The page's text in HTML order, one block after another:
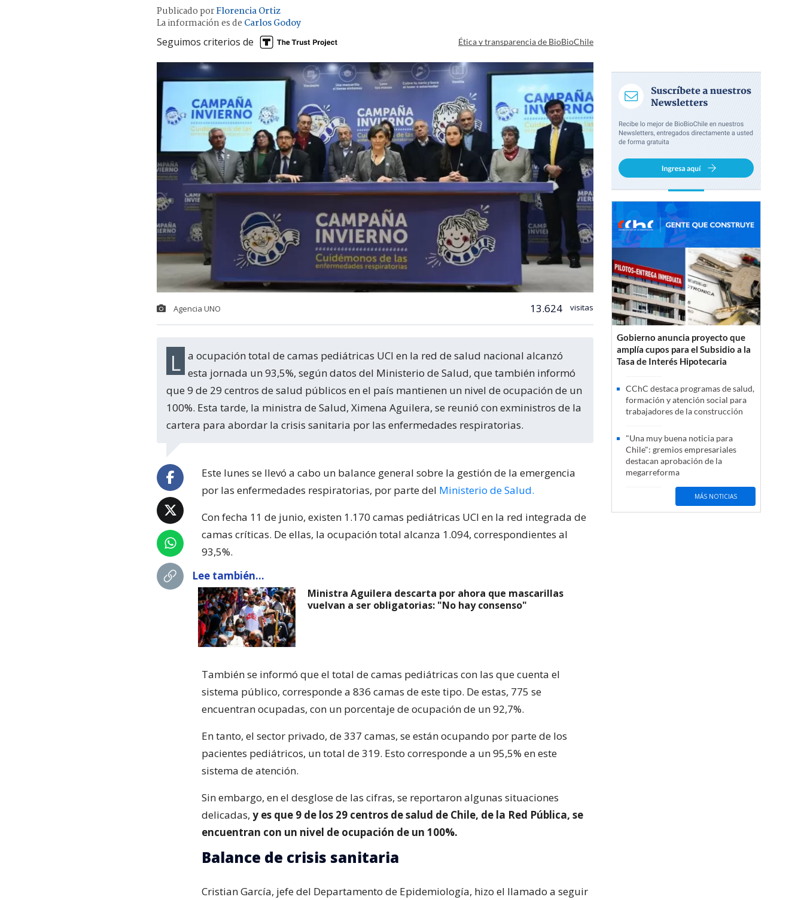
Publicado porFlorencia Ortiz
La información es de Carlos Godoy
Seguimos criterios de Ética y transparencia de BioBioChile
Agencia UNO 13.624 visitas
La ocupación total de camas pediátricas UCI en la red de salud nacional alcanzó esta jornada un 93,5%, según datos del Ministerio de Salud, que también informó
que 9 de 29 centros de salud públicos en el país mantienen un nivel de ocupación de un
100%. Esta tarde, la ministra de Salud, Ximena Aguilera, se reunió con exministros de la
cartera para abordar la crisis sanitaria por las enfermedades respiratorias.
Este lunes se llevó a cabo un balance general sobre la gestión de la emergencia
por las enfermedades respiratorias, por parte del Ministerio de Salud.
Con fecha 11 de junio, existen 1.170 camas pediátricas UCI en la red integrada de
camas críticas. De ellas, la ocupación total alcanza 1.094, correspondientes al
93,5%.
Lee también...
Ministra Aguilera descarta por ahora que mascarillas
vuelvan a ser obligatorias: "No hay consenso"
También se informó que el total de camas pediátricas con las que cuenta el
sistema público, corresponde a 836 camas de este tipo. De estas, 775 se
encuentran ocupadas, con un porcentaje de ocupación de un 92,7%.
En tanto, el sector privado, de 337 camas, se están ocupando por parte de los
pacientes pediátricos, un total de 319. Esto corresponde a un 95,5% en este
sistema de atención.
Sin embargo, en el desglose de las cifras, se reportaron algunas situaciones
delicadas, y es que 9 de los 29 centros de salud de Chile, de la Red Pública, se
encuentran con un nivel de ocupación de un 100%.
Balance de crisis sanitaria
Cristian García, jefe del Departamento de Epidemiología, hizo el llamado a seguir
Gobierno anuncia proyecto que
amplía cupos para el Subsidio a la
Tasa de Interés Hipotecaria
CChC destaca programas de salud,
formación y atención social para
trabajadores de la construcción
"Una muy buena noticia para
Chile": gremios empresariales
destacan aprobación de la
megarreforma
MÁS NOTICIAS